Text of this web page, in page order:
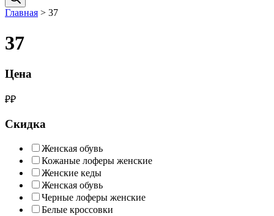
Главная > 37
37
Цена
₽₽
Скидка
Женская обувь
Кожаные лоферы женские
Женские кеды
Женская обувь
Черные лоферы женские
Белые кроссовки